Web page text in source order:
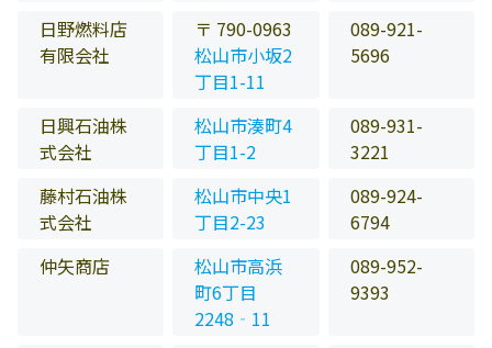
日野燃料店
有限会社
〒 790-0963
松山市小坂2
丁目1-11
089-921-
5696
日興石油株
式会社
松山市湊町4
丁目1-2
089-931-
3221
藤村石油株
式会社
松山市中央1
丁目2-23
089-924-
6794
仲矢商店
松山市高浜
町6丁目
2248‐11
089-952-
9393